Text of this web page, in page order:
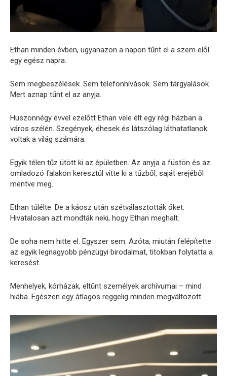
Ethan minden évben, ugyanazon a napon tűnt el a szem elől
egy egész napra.
Sem megbeszélések. Sem telefonhívások. Sem tárgyalások.
Mert aznap tűnt el az anyja.
Huszonnégy évvel ezelőtt Ethan vele élt egy régi házban a
város szélén. Szegények, éhesek és látszólag láthatatlanok
voltak a világ számára.
Egyik télen tűz ütött ki az épületben. Az anyja a füstön és az
omladozó falakon keresztül vitte ki a tűzből, saját erejéből
mentve meg.
Ethan túlélte. De a káosz után szétválasztották őket.
Hivatalosan azt mondták neki, hogy Ethan meghalt.
De soha nem hitte el. Egyszer sem. Azóta, miután felépítette
az egyik legnagyobb pénzügyi birodalmat, titokban folytatta a
keresést.
Menhelyek, kórházak, eltűnt személyek archívumai – mind
hiába. Egészen egy átlagos reggelig minden megváltozott.